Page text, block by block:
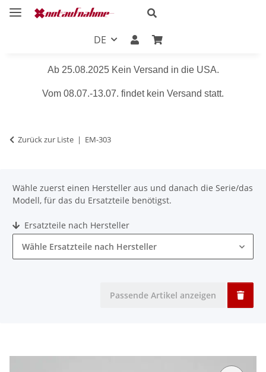
DE
Ab 25.08.2025 Kein Versand in die USA.
Vom 08.07.-13.07. findet kein Versand statt.
Zurück zur Liste EM-303
Wähle zuerst einen Hersteller aus und danach die Serie/das
Modell, für das du Ersatzteile benötigst.
Ersatzteile nach Hersteller
Wähle Ersatzteile nach Hersteller
Passende Artikel anzeigen